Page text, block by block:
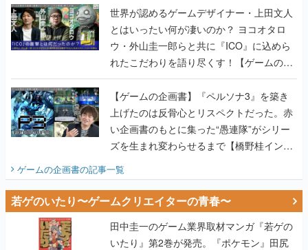
世界が認めるゲームデザイナー・上田文人
とはいったい何が凄いのか？ ヨコオタロ
ウ・外山圭一郎らと共に『ICO』に込めら
れたこだわりを語り尽くす！【ゲームの企
画書】
【ゲームの企画書】『ペルソナ3』を築き
上げたのは反骨心とリスペクトだった。赤
い企画書のもとに集った“愚連隊”がシリー
ズを生まれ変わらせるまで【橋野桂インタ
ゲームの企画書の記事一覧
若ゲのいたり〜ゲームクリエイターの青春〜
田中圭一のゲーム業界取材マンガ『若ゲの
いたり』第2巻が発売。『ポケモン』田尻